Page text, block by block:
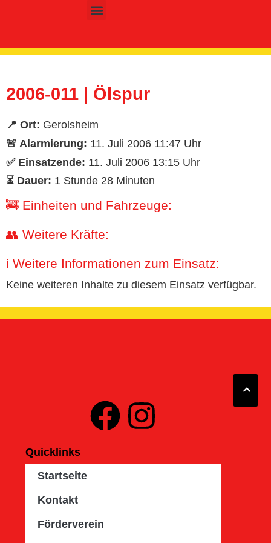
2006-011 | Ölspur
📍 Ort: Gerolsheim
🚨 Alarmierung: 11. Juli 2006 11:47 Uhr
✅ Einsatzende: 11. Juli 2006 13:15 Uhr
⏳ Dauer: 1 Stunde 28 Minuten
🚒 Einheiten und Fahrzeuge:
👥 Weitere Kräfte:
ℹ️ Weitere Informationen zum Einsatz:
Keine weiteren Inhalte zu diesem Einsatz verfügbar.
Quicklinks
Startseite
Kontakt
Förderverein